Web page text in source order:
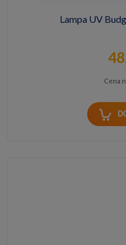
Lampa UV
Cena